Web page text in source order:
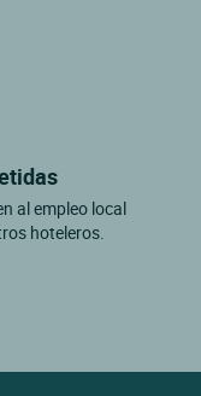
al empleo local
hoteleros.